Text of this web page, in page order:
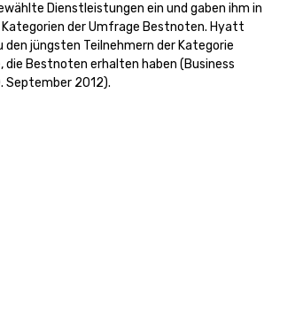
Dienstleistungen ein und gaben ihm in
Kategorien der Umfrage Bestnoten. Hyatt
den jüngsten Teilnehmern der Kategorie
Bestnoten erhalten haben (Business
September 2012).